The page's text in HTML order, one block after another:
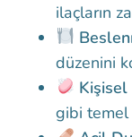
ilaçların
düzenini
Kişisel
gibi temel